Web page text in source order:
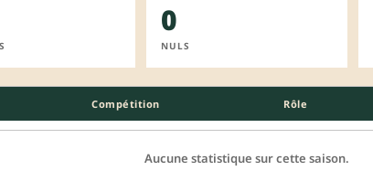
0
NULS
Compétition Rôle
Aucune statistique sur cette saison.